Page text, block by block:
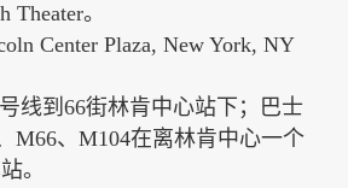
Theater。
Center Plaza, New York, NY
线到66街林肯中心站下；巴士
M66、M104在离林肯中心一个
。